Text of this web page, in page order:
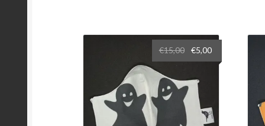
€15,00
Oorspronkelijke
prijs
€15,00.
€5,00Huidige
prijs